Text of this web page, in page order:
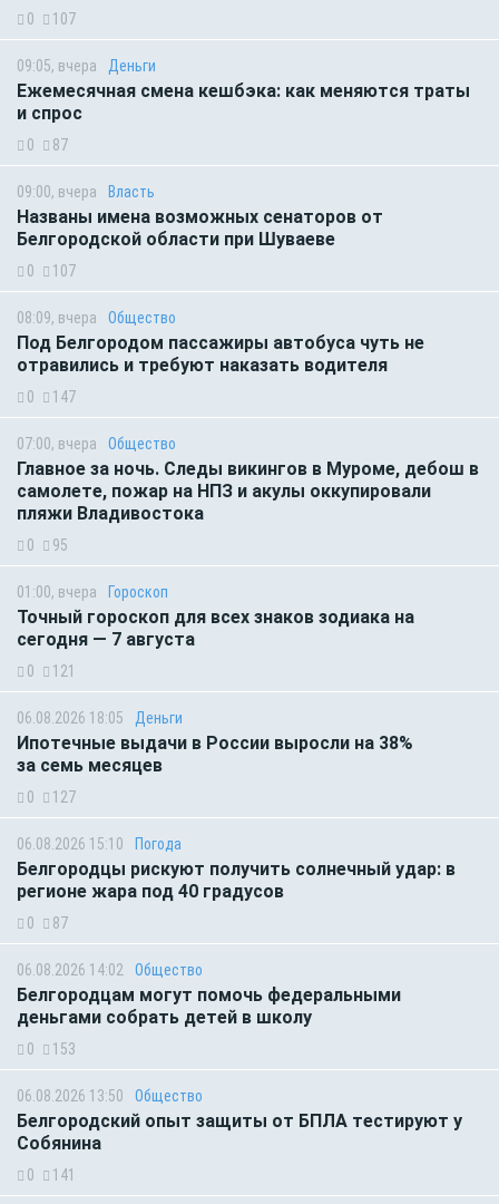
0 107
09:05, вчера Деньги
Ежемесячная смена кешбэка: как меняются траты
и спрос
0 87
09:00, вчера Власть
Названы имена возможных сенаторов от
Белгородской области при Шуваеве
0 107
08:09, вчера Общество
Под Белгородом пассажиры автобуса чуть не
отравились и требуют наказать водителя
0 147
07:00, вчера Общество
Главное за ночь. Следы викингов в Муроме, дебош в
самолете, пожар на НПЗ и акулы оккупировали
пляжи Владивостока
0 95
01:00, вчера Гороскоп
Точный гороскоп для всех знаков зодиака на
сегодня — 7 августа
0 121
06.08.2026 18:05 Деньги
Ипотечные выдачи в России выросли на 38%
за семь месяцев
0 127
06.08.2026 15:10 Погода
Белгородцы рискуют получить солнечный удар: в
регионе жара под 40 градусов
0 87
06.08.2026 14:02 Общество
Белгородцам могут помочь федеральными
деньгами собрать детей в школу
0 153
06.08.2026 13:50 Общество
Белгородский опыт защиты от БПЛА тестируют у
Собянина
0 141